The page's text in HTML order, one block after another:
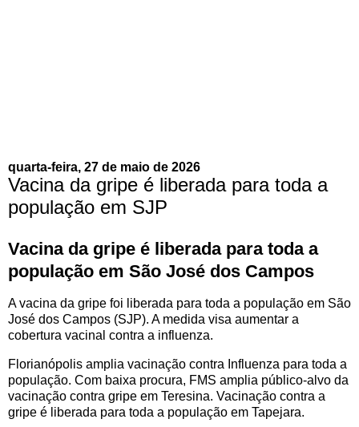
quarta-feira, 27 de maio de 2026
Vacina da gripe é liberada para toda a
população em SJP
Vacina da gripe é liberada para toda a
população em São José dos Campos
A vacina da gripe foi liberada para toda a população em São
José dos Campos (SJP). A medida visa aumentar a
cobertura vacinal contra a influenza.
Florianópolis amplia vacinação contra Influenza para toda a
população. Com baixa procura, FMS amplia público-alvo da
vacinação contra gripe em Teresina. Vacinação contra a
gripe é liberada para toda a população em Tapejara.